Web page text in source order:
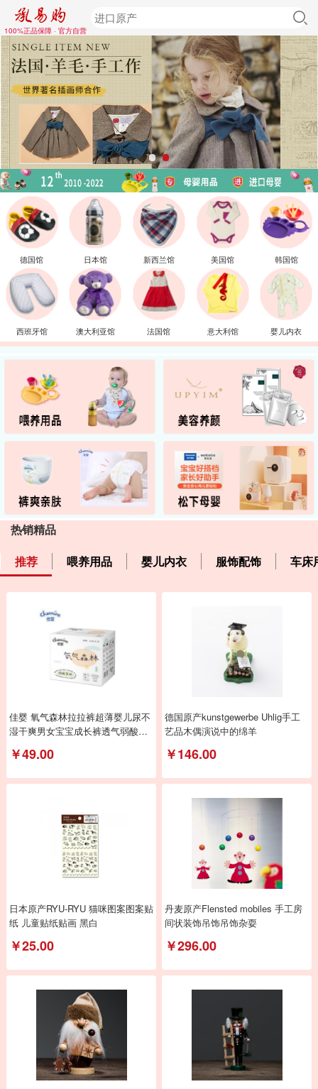
100%正品保障 · 官方自营
德国馆 日本馆 新西兰馆 美国馆 韩国馆
西班牙馆 澳大利亚馆 法国馆 意大利馆 婴儿内衣
热销精品
推荐
喂养用品 婴儿内衣 服饰配饰 车床
佳婴 氧气森林拉拉裤超薄婴儿尿不
湿干爽男女宝宝成长裤透气弱酸亲
￥49.00
德国原产kunstgewerbe Uhlig手工
艺品木偶演说中的绵羊
￥146.00
日本原产RYU-RYU 猫咪图案图案贴
纸 儿童贴纸贴画 黑白
￥25.00
丹麦原产Flensted mobiles 手工房
间状装饰吊饰吊饰杂耍
￥296.00